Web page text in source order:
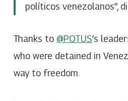
políticos venezolanos”,
Thanks to @POTUS’s
who were detained in
way to freedom.